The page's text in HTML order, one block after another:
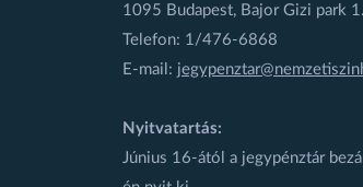
1095 Budapest, Bajor Gizi park 1.
Telefon: 1/476-6868
E-mail:
Nyitvatartás:
Június 16-ától a jegypénztár